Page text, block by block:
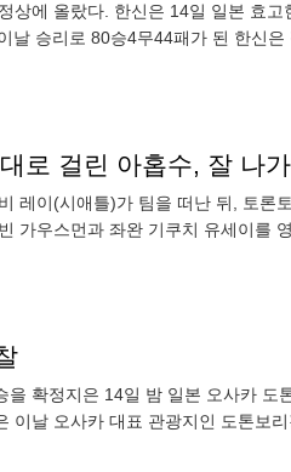
상에 올랐다. 한신은 14일 일본 효고
승리로 80승4무44패가 된 한신은
레이(시애틀)가 팀을 떠난 뒤, 토론
가우스먼과 좌완 기쿠치 유세이를 영
확정지은 14일 밤 일본 오사카 도
날 오사카 대표 관광지인 도톤보리